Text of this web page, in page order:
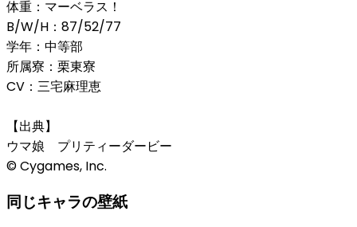
体重：マーベラス！
B/W/H：87/52/77
学年：中等部
所属寮：栗東寮
CV：三宅麻理恵
【出典】
ウマ娘 プリティーダービー
© Cygames, Inc.
同じキャラの壁紙